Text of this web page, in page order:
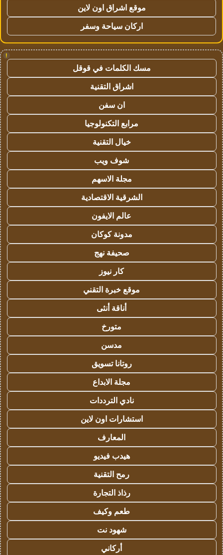
موقع اشراق اون لاين
اركان سياحة وسفر
!
مسك الكلمات في قوقل
اشراق التقنية
ان سفن
مرابع التكنولوجيا
خيال التقنية
شوف ويب
مجلة الاسهم
الشرقية الاقتصادية
عالم الايفون
مدونة كوكان
صحيفة نهج
كار نيوز
موقع خبرة التقني
أناقة أنثى
متورخ
مدسن
روتانا تسويق
مجلة الابداع
نادي الترددات
استشارات اون لاين
المعارف
هيدب فيديو
رمح التقنية
رذاذ التجارة
طعم وكيف
شهود نت
أركاني